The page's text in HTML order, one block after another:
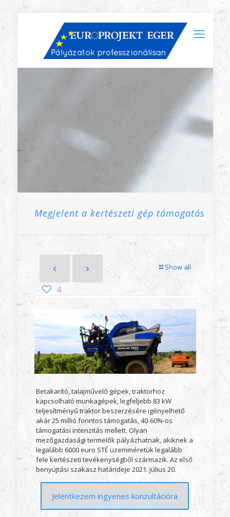
Megjelent a kertészeti gép támogatás
Show all
4
Betakarító, talajművelő gépek, traktorhoz
kapcsolható munkagépek, legfeljebb 83 kW
teljesítményű traktor beszerzésére igényelhető
akár 25 millió forintos támogatás, 40-60%-os
támogatási intenzitás mellett. Olyan
mezőgazdasági termelők pályázhatnak, akiknek a
legalább 6000 euro STÉ üzemméretük legalább
fele kertészeti tevékenységből származik. Az első
benyújtási szakasz határideje 2021. július 20.
Jelentkezem ingyenes konzultációra